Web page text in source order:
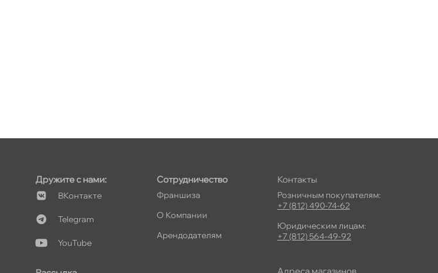
Дружите с нами:
Контакте
Telegram
YouTube
Сотрудничество
Франшиза
О Компании
Арендодателям
Контакты
Розничным покупателям:
+7 (812) 490-74-62
Юридическим лицам:
+7 (812) 564-49-92